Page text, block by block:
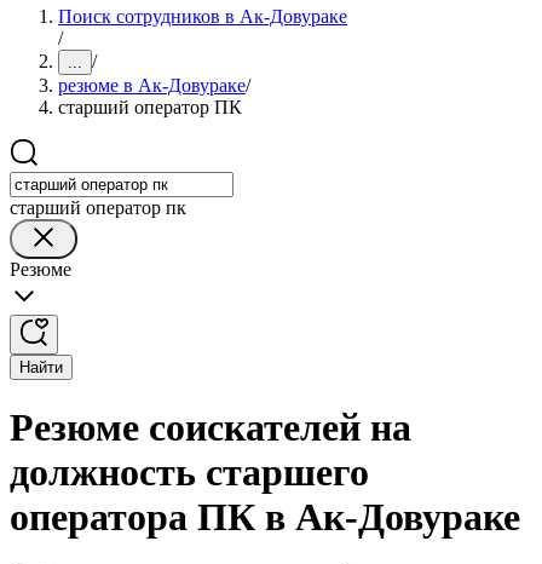
Поиск сотрудников в Ак-Довураке
/
... /
резюме в Ак-Довураке/
старший оператор ПК
старший оператор пк
Резюме
Найти
Резюме соискателей на
должность старшего
оператора ПК в Ак-Довураке